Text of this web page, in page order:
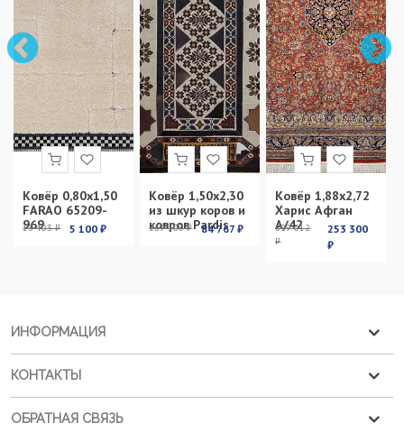
Ковёр 0,80х1,50
FARAO 65209-
969
13 403 ₽ 5 100 ₽
Ковёр 1,50х2,30
из шкур коров и
ковров Pardis
269 100 ₽ 84 767 ₽
Ковёр 1,88х2,72
Харис Афган
А/42
899 012
₽
253 300
₽
ИНФОРМАЦИЯ
КОНТАКТЫ
ОБРАТНАЯ СВЯЗЬ